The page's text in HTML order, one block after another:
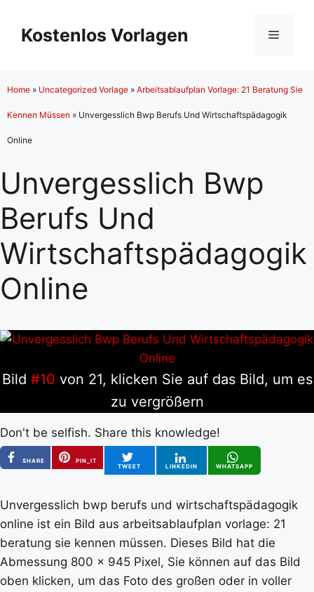
Inhalt
springen
Kostenlos Vorlagen Menü
Home » Uncategorized Vorlage » Arbeitsablaufplan Vorlage: 21 Beratung Sie
Kennen Müssen » Unvergesslich Bwp Berufs Und Wirtschaftspädagogik
Online
Unvergesslich Bwp
Berufs Und
Wirtschaftspädagogik
Online
Bild #10 von 21, klicken Sie auf das Bild, um es
zu vergrößern
Don't be selfish. Share this knowledge!
SHARE
PIN_IT
TWEET
LINKEDIN WHATSAPP
Unvergesslich bwp berufs und wirtschaftspädagogik
online ist ein Bild aus arbeitsablaufplan vorlage: 21
beratung sie kennen müssen. Dieses Bild hat die
Abmessung 800 x 945 Pixel, Sie können auf das Bild
oben klicken, um das Foto des großen oder in voller